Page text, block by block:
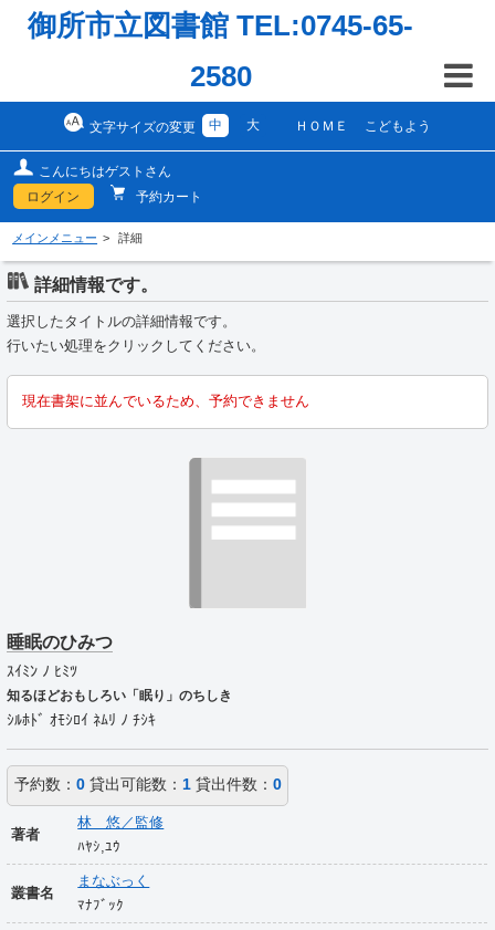
御所市立図書館 TEL:0745-65-
2580
文字サイズの変更 中 大 ＨＯＭＥ こどもよう
こんにちはゲストさん
ログイン
予約カート
メインメニュー 詳細
詳細情報です。
選択したタイトルの詳細情報です。
行いたい処理をクリックしてください。
現在書架に並んでいるため、予約できません
睡眠のひみつ
ｽｲﾐﾝ ﾉ ﾋﾐﾂ
知るほどおもしろい「眠り」のちしき
ｼﾙﾎﾄﾞ ｵﾓｼﾛｲ ﾈﾑﾘ ﾉ ﾁｼｷ
予約数： 0貸出可能数： 1貸出件数： 0
著者
林 悠／監修
ﾊﾔｼ,ﾕｳ
叢書名
まなぶっく
ﾏﾅﾌﾞｯｸ